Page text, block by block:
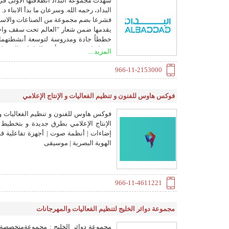
فشرعا بضم مجموعة من الصناعات
يقدمها ضمن شعار "العالم تحت سقف
خططاً جادة ومدروسة لتوسعة أنشطتهما
خدماتها في توفير وتأجير القاعات
أعمدة وبأطوال لامتناهية. وتقوم
في التجهيزات العسكرية، والتطوير
سواء في مشاريع التجارية مثل مواقع
العامة، والمؤتمرات الخارجية وغيرها.
فروعها في دبي، لتتوسع لاحقا وتتحول
الأسواق العربية وأسواق الشرق الأوسط
الإقليمية أدركنا متطلبات الأسواق
المزيد ...
966-11-2153000
فوكس هاوس للفنون و تنظيم الفعاليات و الإنتاج الإعلامي
فوكس هاوس للفنون و تنظيم الفعاليات و
إضاءات | أنظمة صوت | أجهزة تفاعلية
الهوية البصرية | موسيقى
966-11-4611221
مجموعة دوائر الخليج لتنظيم الفعاليات والمهرجانات
مجموعة دوائر الخليج :